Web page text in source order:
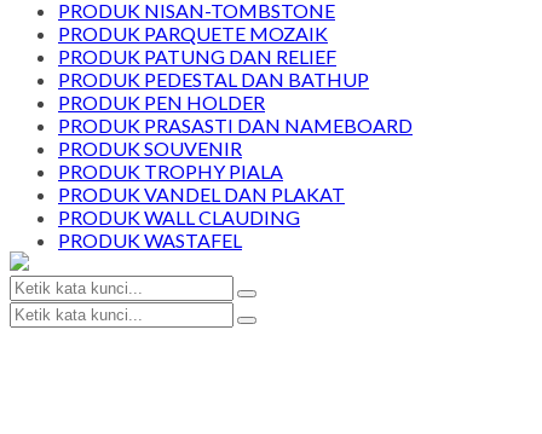
PRODUK NISAN-TOMBSTONE
PRODUK PARQUETE MOZAIK
PRODUK PATUNG DAN RELIEF
PRODUK PEDESTAL DAN BATHUP
PRODUK PEN HOLDER
PRODUK PRASASTI DAN NAMEBOARD
PRODUK SOUVENIR
PRODUK TROPHY PIALA
PRODUK VANDEL DAN PLAKAT
PRODUK WALL CLAUDING
PRODUK WASTAFEL